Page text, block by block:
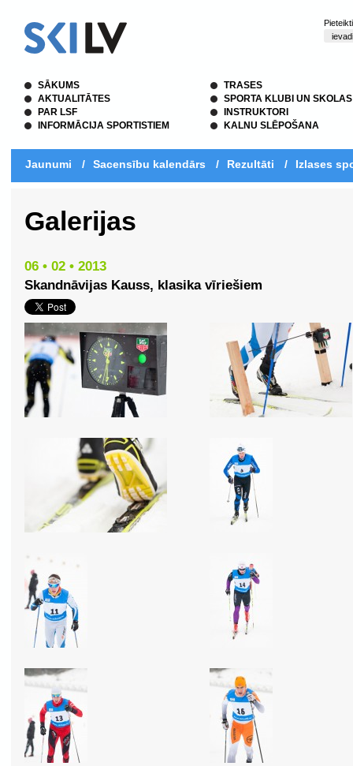
SĀKUMS
AKTUALITĀTES
PAR LSF
INFORMĀCIJA SPORTISTIEM
TRASES
SPORTA KLUBI UN SKOLAS
INSTRUKTORI
KALNU SLĒPOŠANA
Jaunumi / Sacensību kalendārs / Rezultāti / Izlases
Galerijas
06 • 02 • 2013
Skandnāvijas Kauss, klasika vīriešiem